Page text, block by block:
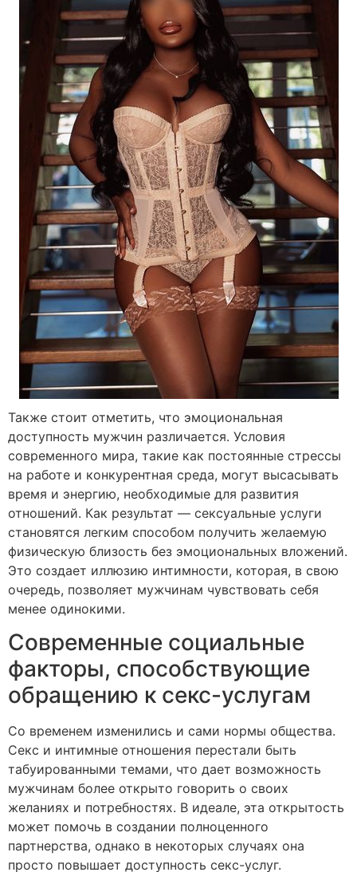
Также стоит отметить, что эмоциональная
доступность мужчин различается. Условия
современного мира, такие как постоянные стрессы
на работе и конкурентная среда, могут высасывать
время и энергию, необходимые для развития
отношений. Как результат — сексуальные услуги
становятся легким способом получить желаемую
физическую близость без эмоциональных вложений.
Это создает иллюзию интимности, которая, в свою
очередь, позволяет мужчинам чувствовать себя
менее одинокими.
Современные социальные
факторы, способствующие
обращению к секс-услугам
Со временем изменились и сами нормы общества.
Секс и интимные отношения перестали быть
табуированными темами, что дает возможность
мужчинам более открыто говорить о своих
желаниях и потребностях. В идеале, эта открытость
может помочь в создании полноценного
партнерства, однако в некоторых случаях она
просто повышает доступность секс-услуг.